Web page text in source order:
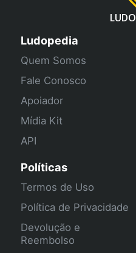
LUDO
Ludopedia
Quem Somos
Fale Conosco
Apoiador
Mídia Kit
API
Políticas
Termos de Uso
Política de Privacidade
Devolução e
Reembolso